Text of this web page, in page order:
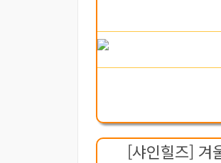
[샤인힐즈] 겨